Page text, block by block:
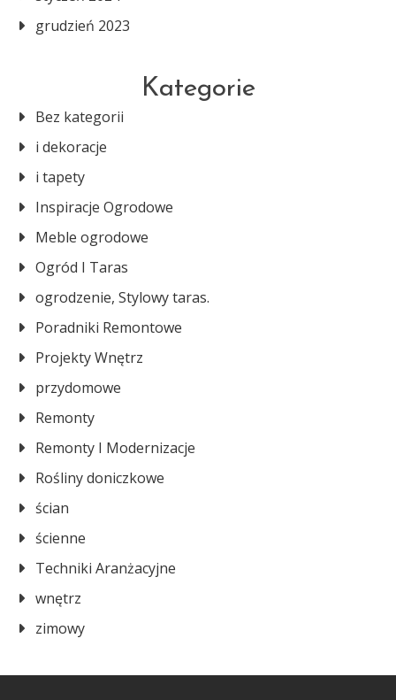
grudzień 2023
Kategorie
Bez kategorii
i dekoracje
i tapety
Inspiracje Ogrodowe
Meble ogrodowe
Ogród I Taras
ogrodzenie, Stylowy taras.
Poradniki Remontowe
Projekty Wnętrz
przydomowe
Remonty
Remonty I Modernizacje
Rośliny doniczkowe
ścian
ścienne
Techniki Aranżacyjne
wnętrz
zimowy